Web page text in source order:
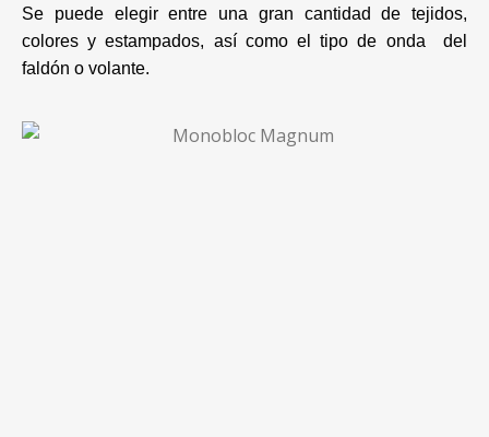
Se puede elegir entre una gran cantidad de tejidos,
colores y estampados, así como el tipo de onda del
faldón o volante.